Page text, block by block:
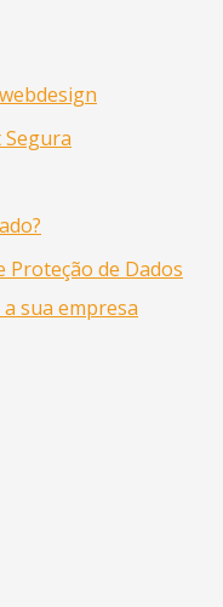
Proteção de Dados
sua empresa